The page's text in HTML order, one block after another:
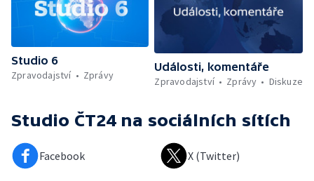
Studio 6
Zpravodajství
Zprávy
Události, komentáře
Zpravodajství
Zprávy Diskuze
Studio ČT24 na sociálních sítích
Facebook X (Twitter)